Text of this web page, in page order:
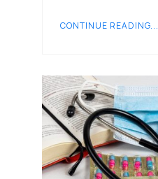
CONTINUE READING...